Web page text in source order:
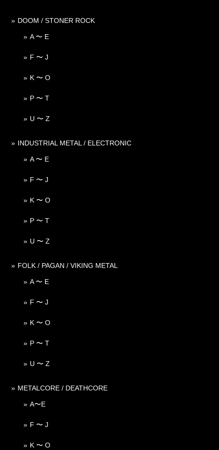
DOOM / STONER ROCK
A 〜 E
F 〜 J
K 〜 O
P 〜 T
U 〜 Z
INDUSTRIAL METAL / ELECTRONIC
A 〜 E
F 〜 J
K 〜 O
P 〜 T
U 〜 Z
FOLK / PAGAN / VIKING METAL
A 〜 E
F 〜 J
K 〜 O
P 〜 T
U 〜 Z
METALCORE / DEATHCORE
A〜E
F 〜 J
K 〜 O